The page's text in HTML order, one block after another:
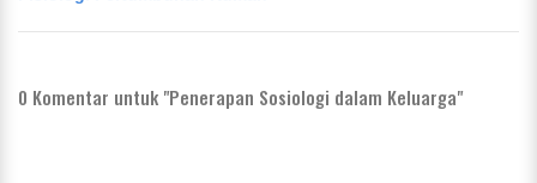
0 Komentar untuk "Penerapan Sosiologi dalam Keluarga"